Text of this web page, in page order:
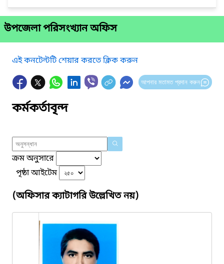
উপজেলা পরিসংখ্যান অফিস
এই কনটেন্টটি শেয়ার করতে ক্লিক করুন
আপনার মতামত প্রদান করুন
কর্মকর্তাবৃন্দ
ক্রম অনুসারে
পৃষ্ঠা আইটেম
(অফিসার ক্যাটাগরি উল্লেখিত নয়)